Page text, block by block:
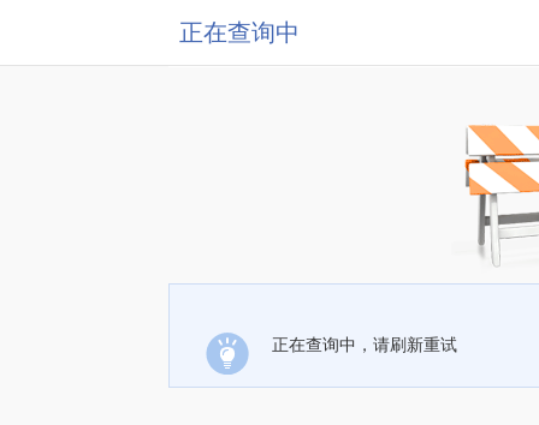
正在查询中
正在查询中，请刷新重试